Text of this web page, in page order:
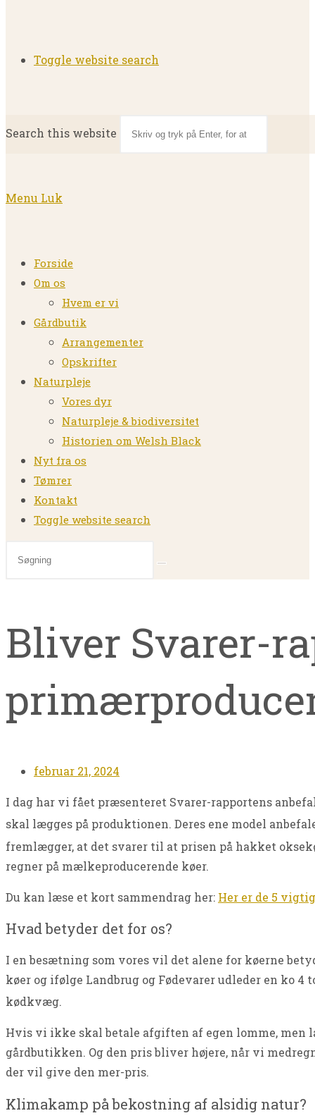
Toggle website search
Search this website
Menu Luk
Forside
Om os
Hvem er vi
Gårdbutik
Arrangementer
Opskrifter
Naturpleje
Vores dyr
Naturpleje & biodiversitet
Historien om Welsh Black
Nyt fra os
Tømrer
Kontakt
Toggle website search
Bliver Svarer-
februar 21, 2024
I dag har vi fået præsenteret Svarer-rapportens
skal lægges på produktionen. Deres ene model
fremlægger, at det svarer til at prisen på hakket
regner på mælkeproducerende køer.
Du kan læse et kort sammendrag her: Her er de 5
Hvad betyder det for os?
I en besætning som vores vil det alene for køerne
køer og ifølge Landbrug og Fødevarer udleder en ko 4
kødkvæg.
Hvis vi ikke skal betale afgiften af egen lomme, men
gårdbutikken. Og den pris bliver højere, når vi
der vil give den mer-pris.
Klimakamp på bekostning af alsidig natur?